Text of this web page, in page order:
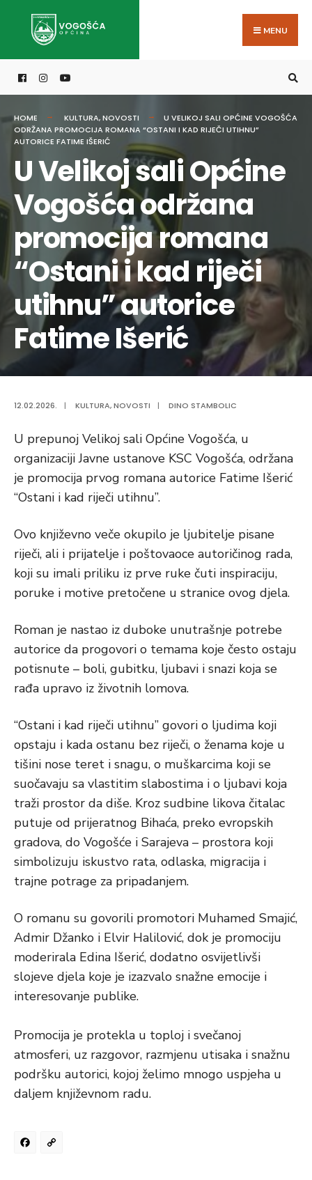
MENU
HOME KULTURA,NOVOSTI
U VELIKOJ SALI OPĆINE VOGOŠĆA
ODRŽANA PROMOCIJA ROMANA “OSTANI I KAD RIJEČI UTIHNU”
AUTORICE FATIME IŠERIĆ
U Velikoj sali Općine
Vogošća održana
promocija romana
“Ostani i kad riječi
utihnu” autorice
Fatime Išerić
12.02.2026. | KULTURA,NOVOSTI | DINO STAMBOLIC
U prepunoj Velikoj sali Općine Vogošća, u
organizaciji Javne ustanove KSC Vogošća, održana
je promocija prvog romana autorice Fatime Išerić
“Ostani i kad riječi utihnu”.
Ovo književno veče okupilo je ljubitelje pisane
riječi, ali i prijatelje i poštovaoce autoričinog rada,
koji su imali priliku iz prve ruke čuti inspiraciju,
poruke i motive pretočene u stranice ovog djela.
Roman je nastao iz duboke unutrašnje potrebe
autorice da progovori o temama koje često ostaju
potisnute – boli, gubitku, ljubavi i snazi koja se
rađa upravo iz životnih lomova.
“Ostani i kad riječi utihnu” govori o ljudima koji
opstaju i kada ostanu bez riječi, o ženama koje u
tišini nose teret i snagu, o muškarcima koji se
suočavaju sa vlastitim slabostima i o ljubavi koja
traži prostor da diše. Kroz sudbine likova čitalac
putuje od prijeratnog Bihaća, preko evropskih
gradova, do Vogošće i Sarajeva – prostora koji
simbolizuju iskustvo rata, odlaska, migracija i
trajne potrage za pripadanjem.
O romanu su govorili promotori Muhamed Smajić,
Admir Džanko i Elvir Halilović, dok je promociju
moderirala Edina Išerić, dodatno osvijetlivši
slojeve djela koje je izazvalo snažne emocije i
interesovanje publike.
Promocija je protekla u toploj i svečanoj
atmosferi, uz razgovor, razmjenu utisaka i snažnu
podršku autorici, kojoj želimo mnogo uspjeha u
daljem književnom radu.
Facebook
for: